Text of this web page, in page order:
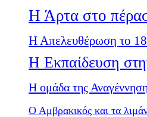
Η Άρτα στο
Η Απελευθέρωση το
Η Εκπαίδευση
Η ομάδα της
Ο Αμβρακικός και τα